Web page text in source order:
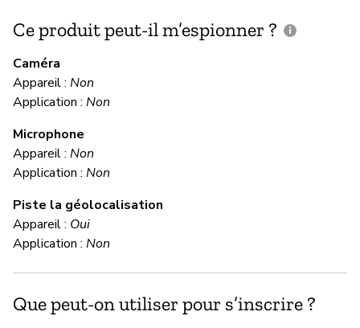
Ce produit peut-il m’espionner ?
Caméra
Appareil : Non
Application : Non
Microphone
Appareil : Non
Application : Non
Piste la géolocalisation
Appareil : Oui
Application : Non
Que peut-on utiliser pour s’inscrire ?